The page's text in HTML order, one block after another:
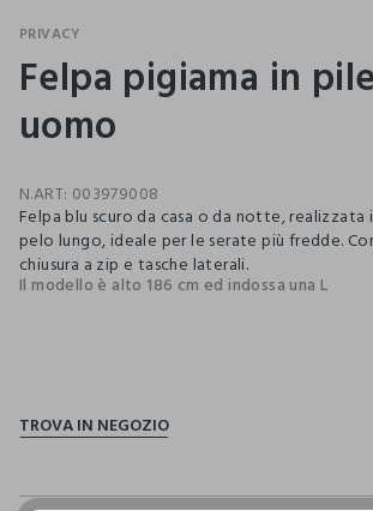
PRIVACY
Felpa pigiama in pile
uomo
N.ART: 003979008
Felpa blu scuro da casa o da notte, realizzata
pelo lungo, ideale per le serate più fredde.
chiusura a zip e tasche laterali.
Il modello è alto 186 cm ed indossa una L